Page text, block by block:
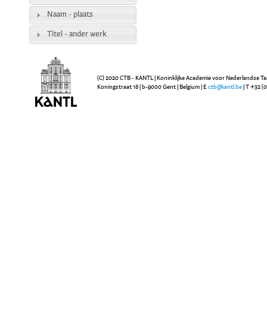
Naam - plaats
Titel - ander werk
(C) 2020 CTB - KANTL | Koninklijke Academie voor Nederlandse
Koningstraat 18 | b-9000 Gent | Belgium | E ctb@kantl.be | T +32